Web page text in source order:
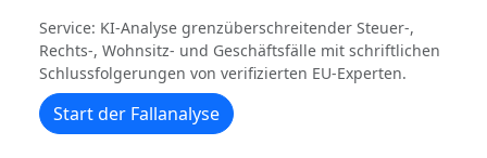
Service: KI-Analyse grenzüberschreitender Steuer-,
Rechts-, Wohnsitz- und Geschäftsfälle mit schriftlichen
Schlussfolgerungen von verifizierten EU-Experten.
Start der Fallanalyse